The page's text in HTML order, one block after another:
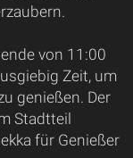
von 11:00
Zeit, um
genießen. Der
Stadtteil
für Genießer